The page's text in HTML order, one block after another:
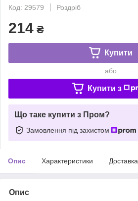
Код: 29579
Роздріб
214 ₴
Купити
або
Купити з
Що таке купити з Пром?
Замовлення під захистом
Опис Характеристики Доставка
Опис